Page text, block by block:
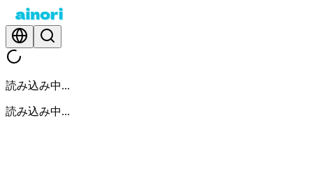
読み込み中...
読み込み中...